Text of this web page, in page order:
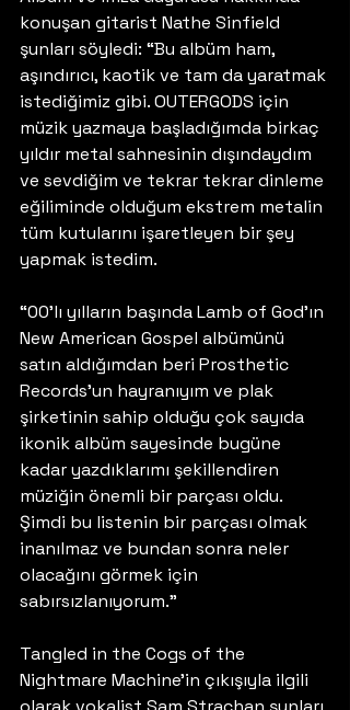
konuşan gitarist Nathe Sinfield
şunları söyledi: “Bu albüm ham,
aşındırıcı, kaotik ve tam da yaratmak
istediğimiz gibi. OUTERGODS için
müzik yazmaya başladığımda birkaç
yıldır metal sahnesinin dışındaydım
ve sevdiğim ve tekrar tekrar dinleme
eğiliminde olduğum ekstrem metalin
tüm kutularını işaretleyen bir şey
yapmak istedim.
“00’lı yılların başında Lamb of God’ın
New American Gospel albümünü
satın aldığımdan beri Prosthetic
Records’un hayranıyım ve plak
şirketinin sahip olduğu çok sayıda
ikonik albüm sayesinde bugüne
kadar yazdıklarımı şekillendiren
müziğin önemli bir parçası oldu.
Şimdi bu listenin bir parçası olmak
inanılmaz ve bundan sonra neler
olacağını görmek için
sabırsızlanıyorum.”
Tangled in the Cogs of the
Nightmare Machine’in çıkışıyla ilgili